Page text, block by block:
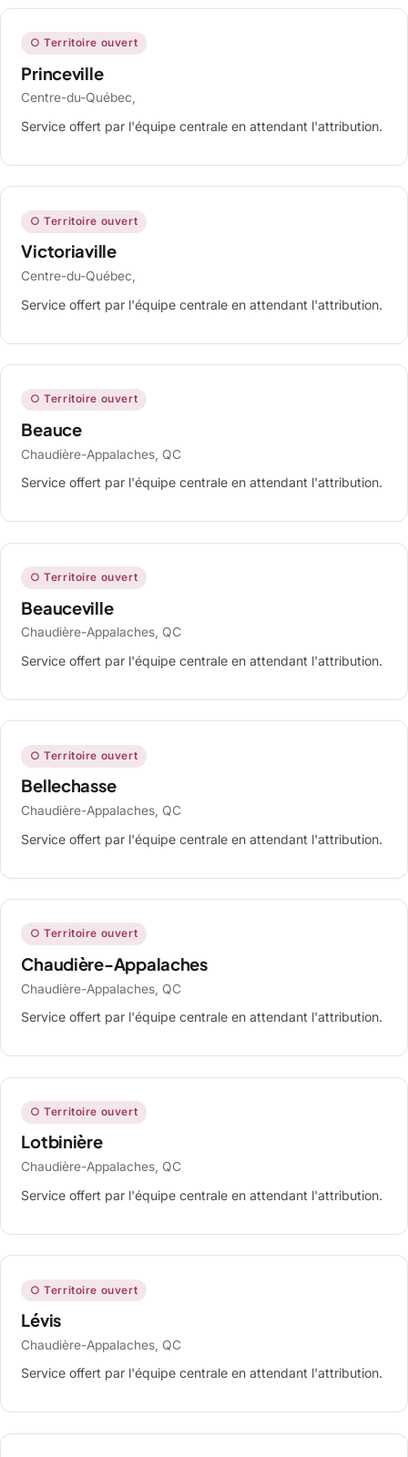
○ Territoire ouvert
Princeville
Centre-du-Québec,
Service offert par l'équipe centrale en attendant l'attribution.
○ Territoire ouvert
Victoriaville
Centre-du-Québec,
Service offert par l'équipe centrale en attendant l'attribution.
○ Territoire ouvert
Beauce
Chaudière-Appalaches, QC
Service offert par l'équipe centrale en attendant l'attribution.
○ Territoire ouvert
Beauceville
Chaudière-Appalaches, QC
Service offert par l'équipe centrale en attendant l'attribution.
○ Territoire ouvert
Bellechasse
Chaudière-Appalaches, QC
Service offert par l'équipe centrale en attendant l'attribution.
○ Territoire ouvert
Chaudière-Appalaches
Chaudière-Appalaches, QC
Service offert par l'équipe centrale en attendant l'attribution.
○ Territoire ouvert
Lotbinière
Chaudière-Appalaches, QC
Service offert par l'équipe centrale en attendant l'attribution.
○ Territoire ouvert
Lévis
Chaudière-Appalaches, QC
Service offert par l'équipe centrale en attendant l'attribution.